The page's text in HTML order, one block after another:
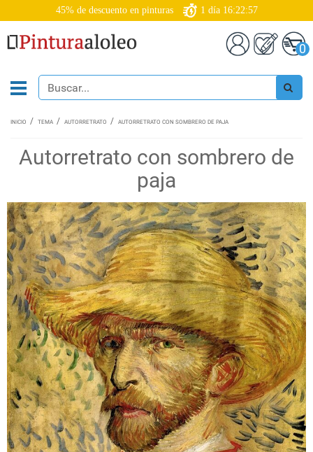
45% de descuento en pinturas 1 día 16:22:57
0
INICIO TEMA AUTORRETRATO AUTORRETRATO CON SOMBRERO DE PAJA
Autorretrato con sombrero de
paja